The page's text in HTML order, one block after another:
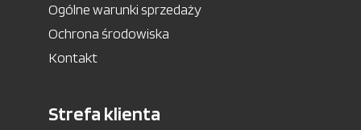
Ogólne warunki sprzedaży
Ochrona środowiska
Kontakt
Strefa klienta